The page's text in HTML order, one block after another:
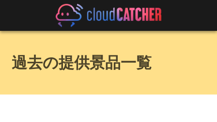
過去の提供景品一覧